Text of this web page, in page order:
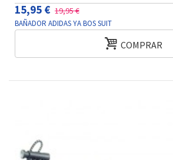
15,95 € 19,95 €
BAÑADOR ADIDAS YA BOS SUIT
COMPRAR